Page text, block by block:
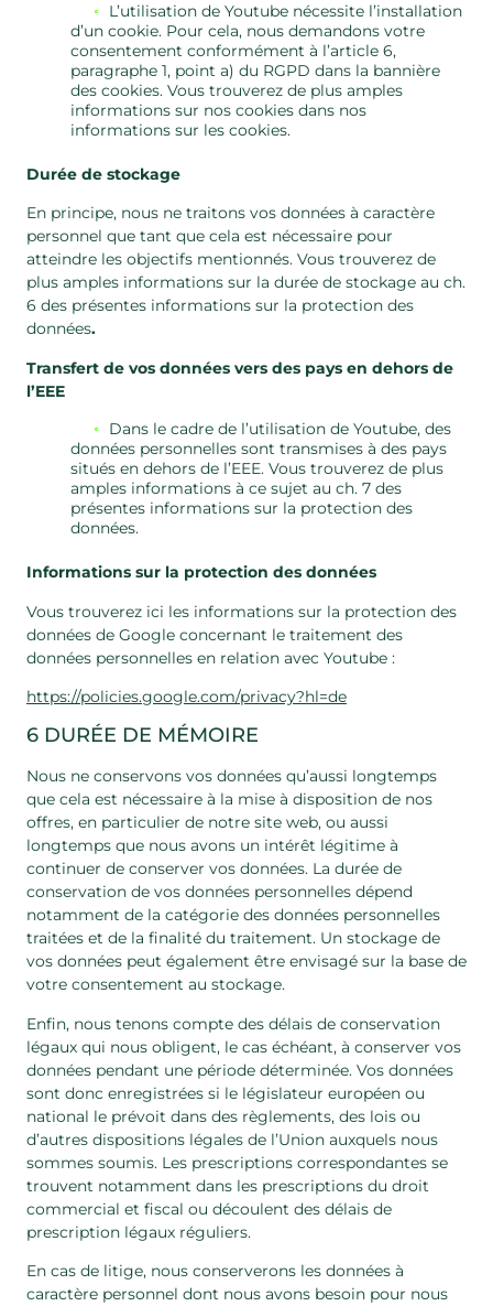
L’utilisation de Youtube nécessite l’installation
d’un cookie. Pour cela, nous demandons votre
consentement conformément à l’article 6,
paragraphe 1, point a) du RGPD dans la bannière
des cookies. Vous trouverez de plus amples
informations sur nos cookies dans nos
informations sur les cookies.
Durée de stockage
En principe, nous ne traitons vos données à caractère
personnel que tant que cela est nécessaire pour
atteindre les objectifs mentionnés. Vous trouverez de
plus amples informations sur la durée de stockage au ch.
6 des présentes informations sur la protection des
données.
Transfert de vos données vers des pays en dehors de
l’EEE
Dans le cadre de l’utilisation de Youtube, des
données personnelles sont transmises à des pays
situés en dehors de l’EEE. Vous trouverez de plus
amples informations à ce sujet au ch. 7 des
présentes informations sur la protection des
données.
Informations sur la protection des données
Vous trouverez ici les informations sur la protection des
données de Google concernant le traitement des
données personnelles en relation avec Youtube :
https://policies.google.com/privacy?hl=de
6 DURÉE DE MÉMOIRE
Nous ne conservons vos données qu’aussi longtemps
que cela est nécessaire à la mise à disposition de nos
offres, en particulier de notre site web, ou aussi
longtemps que nous avons un intérêt légitime à
continuer de conserver vos données. La durée de
conservation de vos données personnelles dépend
notamment de la catégorie des données personnelles
traitées et de la finalité du traitement. Un stockage de
vos données peut également être envisagé sur la base de
votre consentement au stockage.
Enfin, nous tenons compte des délais de conservation
légaux qui nous obligent, le cas échéant, à conserver vos
données pendant une période déterminée. Vos données
sont donc enregistrées si le législateur européen ou
national le prévoit dans des règlements, des lois ou
d’autres dispositions légales de l’Union auxquels nous
sommes soumis. Les prescriptions correspondantes se
trouvent notamment dans les prescriptions du droit
commercial et fiscal ou découlent des délais de
prescription légaux réguliers.
En cas de litige, nous conserverons les données à
caractère personnel dont nous avons besoin pour nous